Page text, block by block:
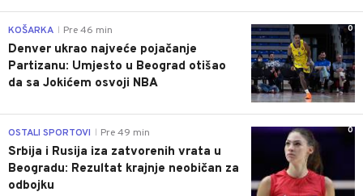
0
KOŠARKA Pre 46 min
Denver ukrao najveće pojačanje
Partizanu: Umjesto u Beograd otišao
da sa Jokićem osvoji NBA
0
OSTALI SPORTOVI Pre 49 min
Srbija i Rusija iza zatvorenih vrata u
Beogradu: Rezultat krajnje neobičan za
odbojku